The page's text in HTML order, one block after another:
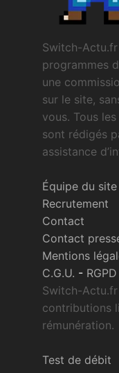
Switch-
programmes
une
sur le site,
vous. Tous
sont rédigés
assistance
Équipe du site
Recrutement
Contact
Contact
Mentions
C.G.U. - RGPD
Switch-
contributions
rémunération.
Test de débit